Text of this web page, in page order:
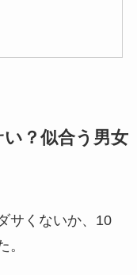
？似合う男女
サくないか、10
。